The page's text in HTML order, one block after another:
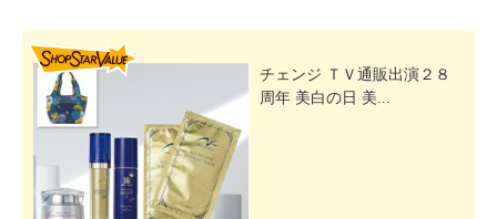
チェンジ ＴＶ通販出演２８
周年 美白の日 美...